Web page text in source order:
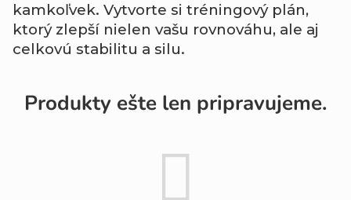
kamkoľvek. Vytvorte si tréningový plán,
ktorý zlepší nielen vašu rovnováhu, ale aj
celkovú stabilitu a silu.
Produkty ešte len pripravujeme.